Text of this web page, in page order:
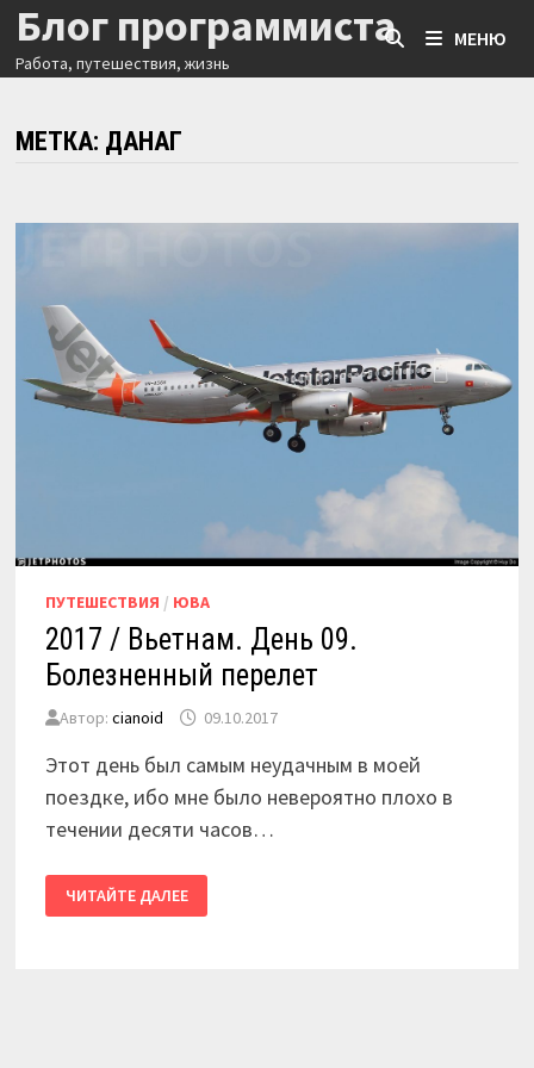
Перейти
содержимому
Блог программиста
Работа, путешествия, жизнь
МЕНЮ
МЕТКА: ДАНАГ
ПУТЕШЕСТВИЯ / ЮВА
2017 / Вьетнам. День 09.
Болезненный перелет
Автор: cianoid 09.10.2017
Этот день был самым неудачным в моей
поездке, ибо мне было невероятно плохо в
течении десяти часов…
/
ВЬЕТНАМ.
ЧИТАЙТЕ ДАЛЕЕ